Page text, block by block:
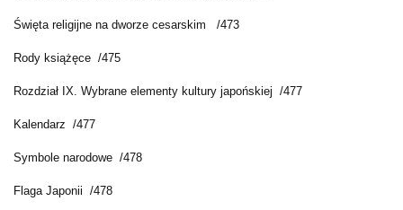
Święta religijne na dworze cesarskim /473
Rody książęce /475
Rozdział IX. Wybrane elementy kultury japońskiej /477
Kalendarz /477
Symbole narodowe /478
Flaga Japonii /478